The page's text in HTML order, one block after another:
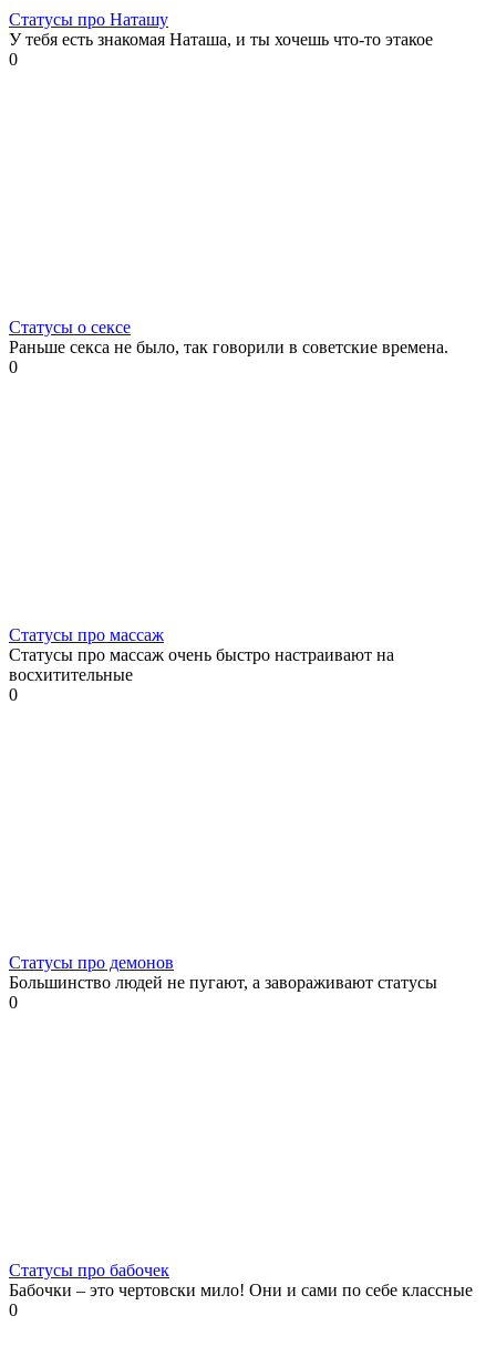
Статусы про Наташу
У тебя есть знакомая Наташа, и ты хочешь что-то этакое
0
Статусы о сексе
Раньше секса не было, так говорили в советские времена.
0
Статусы про массаж
Статусы про массаж очень быстро настраивают на
восхитительные
0
Статусы про демонов
Большинство людей не пугают, а завораживают статусы
0
Статусы про бабочек
Бабочки – это чертовски мило! Они и сами по себе классные
0